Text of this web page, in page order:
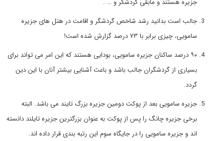
جالب است بدانید رشد شاخص گردشگر و اقامت در هتل های جزیره
سامویی، چیزی برابر با ۷۳ درصد گزارش شده است!
۹۰ درصد ساکنان جزیره سامویی، بودایی هستند که این امر می تواند برای
بسیاری از گردشگران جالب باشد و باعث آشنایی بیشتر آنان با این دین
گردد.
جزیره سامویی بعد از پوکت دومین جزیره بزرگ تایند می باشد. البته
برخی جزیره چانگ را پس از پوکت به عنوان بزرگترین جزیره تایلند دانسته
اند و جزیره سامویی را در جایگاه سوم این رتبه بندی قرار داده اند.